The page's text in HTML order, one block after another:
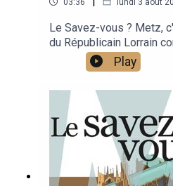
Le Savez-vous ? Metz,
du Républicain Lorrain
ce que vous ignorez sur
par Jean-Marie Russe
Play